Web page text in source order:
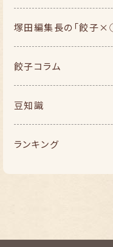
塚田編集長の 「餃子
餃子コラム
豆知識
ランキング